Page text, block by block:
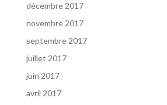
décembre 2017
novembre 2017
septembre 2017
juillet 2017
juin 2017
avril 2017